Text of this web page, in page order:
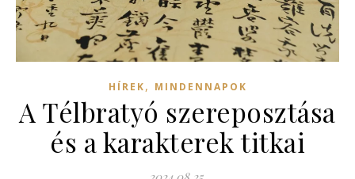
HÍREK, MINDENNAPOK
A Télbratyó szereposztása
és a karakterek titkai